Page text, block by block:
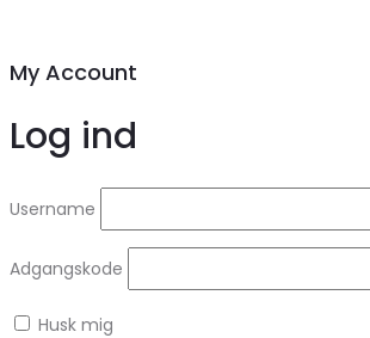
My Account
Log ind
Username
Adgangskode
Husk mig